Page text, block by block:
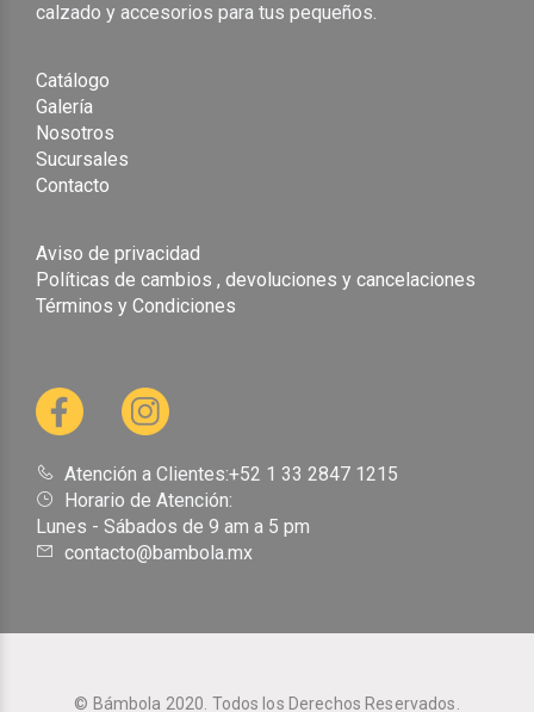
calzado y accesorios para tus pequeños.
Catálogo
Galería
Nosotros
Sucursales
Contacto
Aviso de privacidad
Políticas de cambios , devoluciones y cancelaciones
Términos y Condiciones
Atención a Clientes:+52 1 33 2847 1215
Horario de Atención:
Lunes - Sábados de 9 am a 5 pm
contacto@bambola.mx
© Bámbola 2020. Todos los Derechos Reservados.